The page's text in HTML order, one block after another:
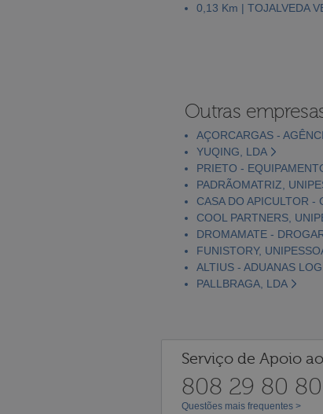
0,13 Km | TOJALVEDA
Outras
AÇORCARGAS -
YUQING, LDA
PRIETO -
PADRÃOMATRIZ,
CASA DO APICULTOR -
COOL PARTNERS,
DROMAMATE -
FUNISTORY,
ALTIUS - ADUANAS
PALLBRAGA, LDA
Serviço de Apoio
808 29 80 80
Questões mais frequentes >